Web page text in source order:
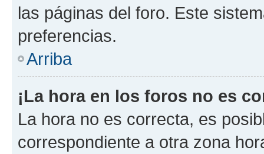
las páginas del foro. Este
preferencias.
Arriba
¡La hora en los foros no es
La hora no es correcta, es
correspondiente a otra zona